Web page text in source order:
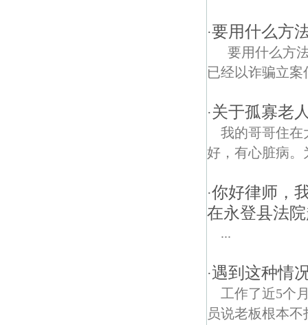
·要用什么方
要用什么方
已经以诈骗立
·关于孤寡老
我的哥哥住在
好，有心脏病。
·你好律师，
在永登县法
...
·遇到这种情
工作了近5个
员说老板根本